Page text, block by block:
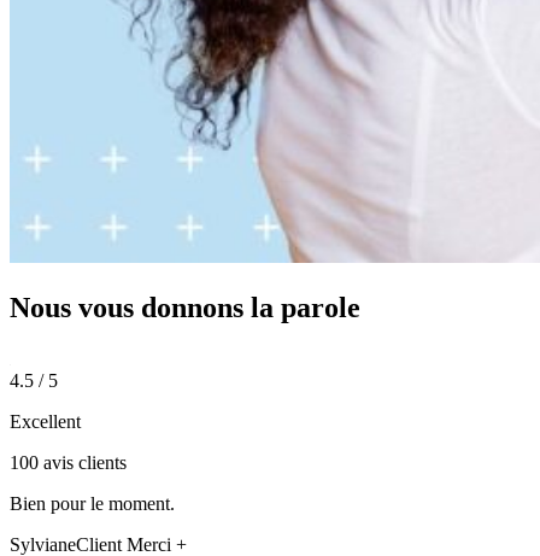
Nous vous donnons la parole
4.5 / 5
Excellent
100 avis clients
Bien pour le moment.
SylvianeClient Merci +